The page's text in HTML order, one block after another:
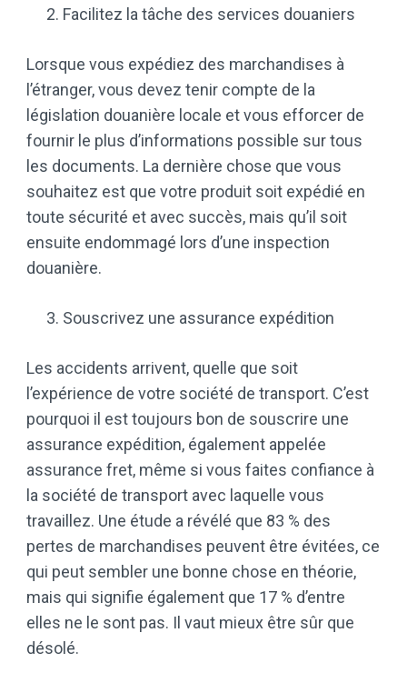
Facilitez la tâche des services douaniers
Lorsque vous expédiez des marchandises à
l’étranger, vous devez tenir compte de la
législation douanière locale et vous efforcer de
fournir le plus d’informations possible sur tous
les documents. La dernière chose que vous
souhaitez est que votre produit soit expédié en
toute sécurité et avec succès, mais qu’il soit
ensuite endommagé lors d’une inspection
douanière.
Souscrivez une assurance expédition
Les accidents arrivent, quelle que soit
l’expérience de votre société de transport. C’est
pourquoi il est toujours bon de souscrire une
assurance expédition, également appelée
assurance fret, même si vous faites confiance à
la société de transport avec laquelle vous
travaillez. Une étude a révélé que 83 % des
pertes de marchandises peuvent être évitées, ce
qui peut sembler une bonne chose en théorie,
mais qui signifie également que 17 % d’entre
elles ne le sont pas. Il vaut mieux être sûr que
désolé.